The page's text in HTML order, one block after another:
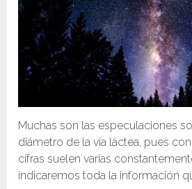
Muchas son las especulaciones
diámetro de la vía láctea, pues
cifras suelen varias
indicaremos toda la información